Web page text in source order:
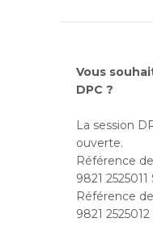
Vous
DPC ?
La session
ouverte.
Référence
9821
Référence
9821